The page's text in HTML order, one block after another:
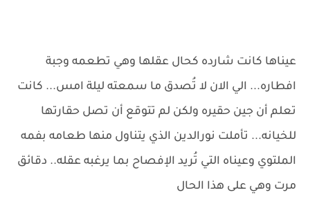
عيناها كانت شارده كحال عقلها وهي تطعمه وجبة
افطاره... الي الان لا تُصدق ما سمعته ليلة امس... كانت
تعلم أن جين حقيره ولكن لم تتوقع أن تصل حقارتها
للخيانه... تأملت نورالدين الذي يتناول منها طعامه بفمه
الملتوي وعيناه التي تُريد الإفصاح بما يرغبه عقله.. دقائق
مرت وهي على هذا الحال